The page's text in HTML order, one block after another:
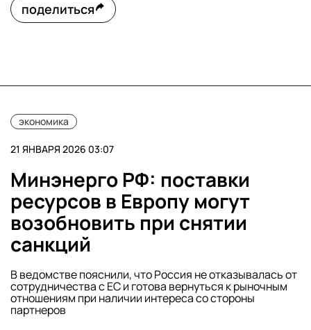
поделиться
экономика
21 ЯНВАРЯ 2026 03:07
Минэнерго РФ: поставки
ресурсов в Европу могут
возобновить при снятии
санкций
В ведомстве пояснили, что Россия не отказывалась от
сотрудничества с ЕС и готова вернуться к рыночным
отношениям при наличии интереса со стороны
партнеров